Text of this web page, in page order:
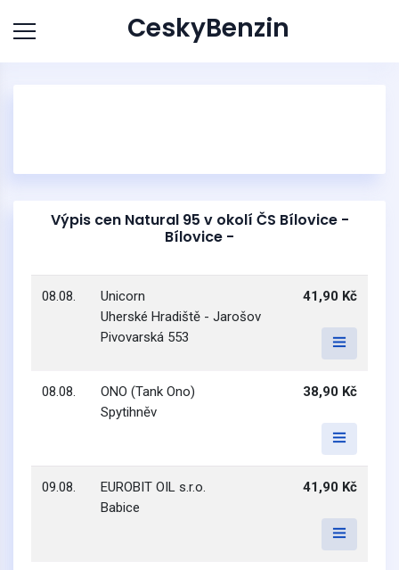
CeskyBenzin
Výpis cen Natural 95 v okolí ČS Bílovice -
Bílovice -
08.08.
Unicorn
Uherské Hradiště - Jarošov
Pivovarská 553
41,90 Kč
08.08.
ONO (Tank Ono)
Spytihněv
38,90 Kč
09.08.
EUROBIT OIL s.r.o.
Babice
41,90 Kč